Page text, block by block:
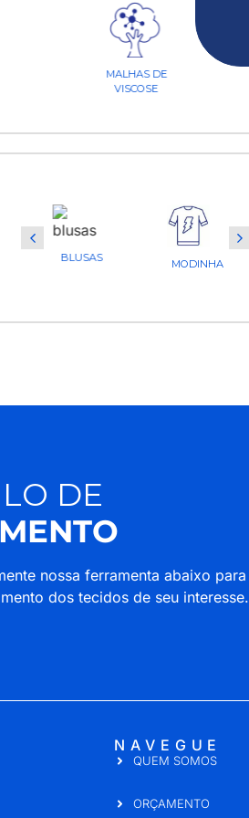
MALHAS DE
VISCOSE
BLUSAS MODINHA
DE
nossa ferramenta abaixo para
dos tecidos de seu interesse.
NAVEGUE
QUEM SOMOS
ORÇAMENTO